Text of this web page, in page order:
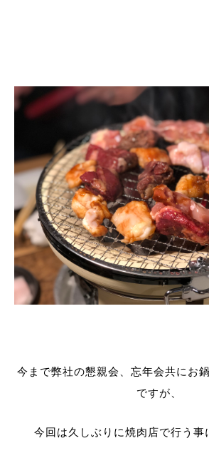
今まで弊社の懇親会、忘年会共にお
ですが、
今回は久しぶりに焼肉店で行う事